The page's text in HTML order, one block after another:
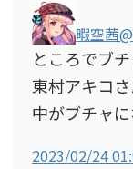
暇空茜
ところでブ
東村アキコ
中がブチャ
2023/02/24